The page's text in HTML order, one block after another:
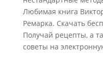
Любимая книга
Ремарка. Скачать
Получай рецепты, а
советы на